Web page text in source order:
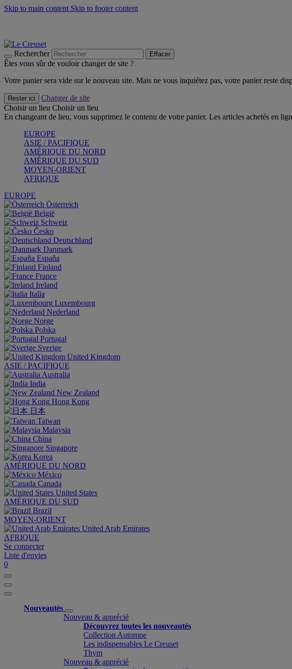
Skip to main content Skip to footer content
Rechercher Effacer
Êtes vous sûr de vouloir changer de site ?
Votre panier sera vide sur le nouveau site. Mais ne vous inquiétez pas, votre panier reste
Rester ici
Changer de site
Choisir un lieu Choisir un lieu
En changeant de lieu, vous supprimez le contenu de votre panier. Les articles achetés en
EUROPE
ASIE / PACIFIQUE
AMÉRIQUE DU NORD
AMÉRIQUE DU SUD
MOYEN-ORIENT
AFRIQUE
EUROPE
Österreich
België
Schweiz
Česko
Deutschland
Danmark
España
Finland
France
Ireland
Italia
Luxembourg
Nederland
Norge
Polska
Portugal
Sverige
United Kingdom
ASIE / PACIFIQUE
Australia
India
New Zealand
Hong Kong
日本
Taiwan
Malaysia
China
Singapore
Korea
AMÉRIQUE DU NORD
México
Canada
United States
AMÉRIQUE DU SUD
Brazil
MOYEN-ORIENT
United Arab Emirates
AFRIQUE
Se connecter
Liste d'envies
0
Nouveautés
Nouveau & apprécié
Découvrez toutes les nouveautés
Collection Automne
Les indispensables Le Creuset
Thym
Nouveau & apprécié